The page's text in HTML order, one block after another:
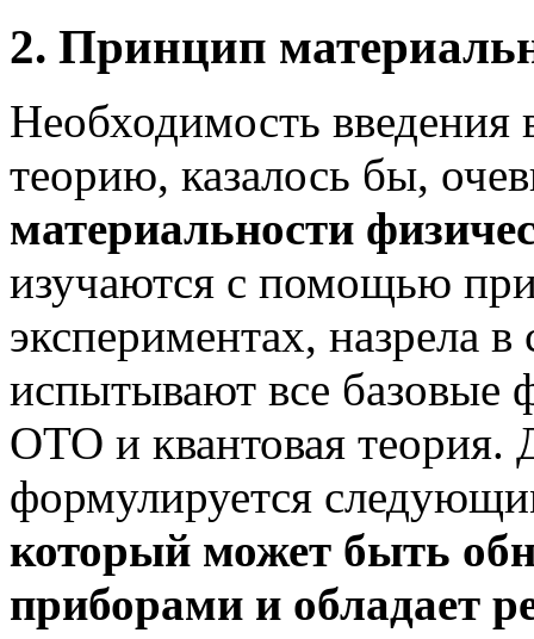
2. Принцип
Необходимость
теорию, казалось бы,
материальности
изучаются с помощью
экспериментах, назрела
испытывают все базовые
ОТО и квантовая
формулируется
который может быть
приборами и обладает